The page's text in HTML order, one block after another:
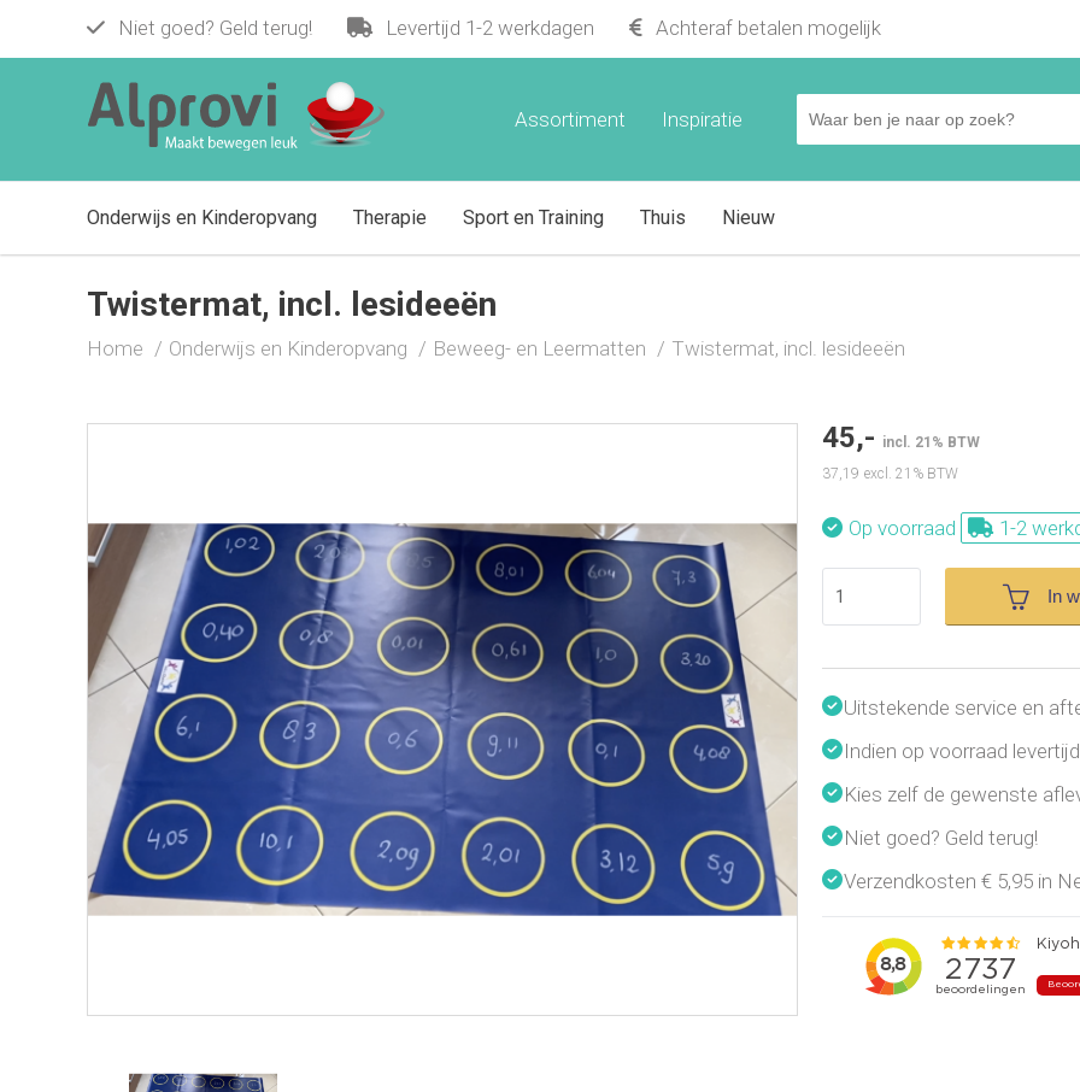
Niet goed? Geld terug! Levertijd 1-2 werkdagen Achteraf betalen mogelijk
Inspiratie
Assortiment
Onderwijs en Kinderopvang Therapie Sport en Training Thuis Nieuw
Twistermat, incl. lesideeën
Home Onderwijs en Kinderopvang Beweeg- en Leermatten Twistermat, incl. lesideeën
45,- incl. 21% BTW
37,19 excl. 21% BTW
Op voorraad 1-2
In
Uitstekende service en
Indien op voorraad
Kies zelf de gewenste
Niet goed? Geld terug!
Verzendkosten € 5,95 in
Twistermat, incl. lesideeën
€ 45,00